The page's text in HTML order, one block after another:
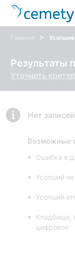
Главная > Усопшие
Результаты
Уточнить
Нет
Возможные
Ошибка в
Усопший
Усопший
Кладбище,
цифровое